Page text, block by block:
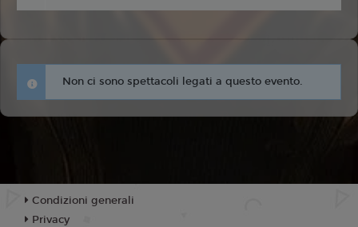
Non ci sono spettacoli legati a questo evento.
Condizioni generali
Privacy